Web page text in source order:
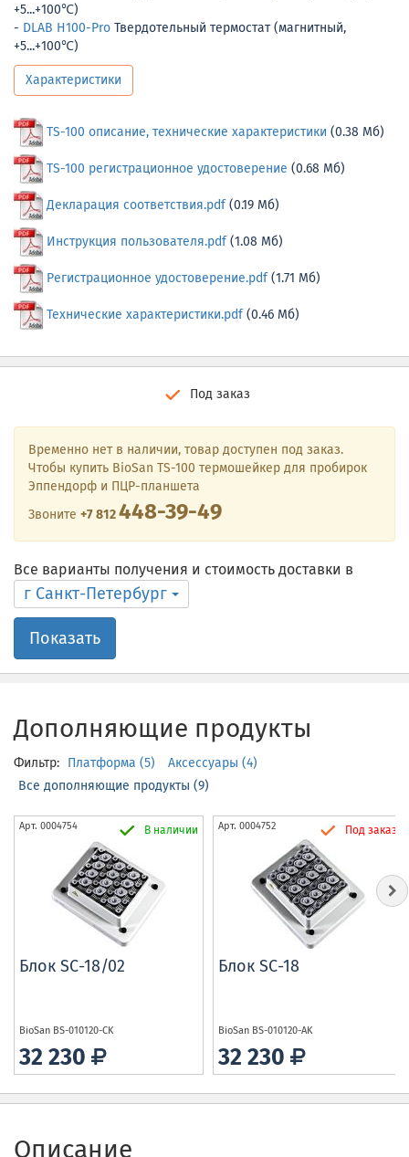
+5...+100℃)
- DLAB H100-Pro Твердотельный термостат (магнитный,
+5...+100℃)
Характеристики
TS-100 описание, технические характеристики (0.38 Мб)
TS-100 регистрационное удостоверение (0.68 Мб)
Декларация соответствия.pdf(0.19 Мб)
Инструкция пользователя.pdf(1.08 Мб)
Регистрационное удостоверение.pdf(1.71 Мб)
Технические характеристики.pdf(0.46 Мб)
Под заказ
Временно нет в наличии, товар доступен под заказ.
Чтобы купить BioSan TS-100 термошейкер для пробирок
Эппендорф и ПЦР-планшета
Звоните +7 812448-39-49
Все варианты получения и стоимость доставки в
г Санкт-Петербург
Показать
Дополняющие продукты
Фильтр: Платформа (5)
Аксессуары (4)
Все дополняющие продукты (9)
Арт. 0004754 В наличии
Блок SC-18/02
BioSan BS-010120-CK
32 230
Арт. 0004752 Под заказ
Блок SC-18
BioSan BS-010120-AK
32 230
Описание